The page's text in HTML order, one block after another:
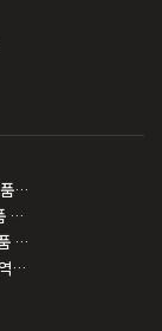
곧장기부 제5기(2025.07.01.~2026.06.30.) 기부금품 모집결과 보고
곧장기부 제6기(2026.07.01~2027.06.30) 기부금품 모집등록 보고
곧장기부 제5기(2025.07.01.~2026.06.30) 기부금품 모집등록 보고
곧장기부 제4기 (2024.07.01.~2025.06.30) 사용내역 및 회계감사 보고